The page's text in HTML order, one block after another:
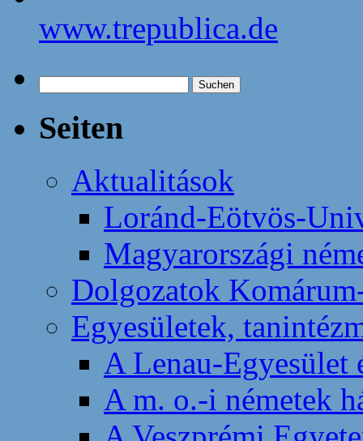
www.trepublica.de
nach:
Seiten
Aktualitások
Loránd-Eötvös-
Magyarországi
Dolgozatok
Egyesületek,
A Lenau-Egyesület
A m. o.-i németek